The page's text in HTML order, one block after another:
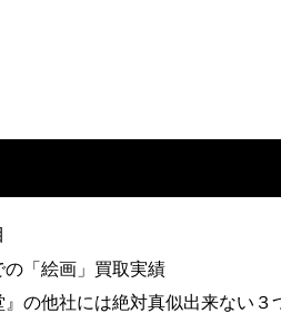
の「絵画」買取実績
』の他社には絶対真似出来ない３